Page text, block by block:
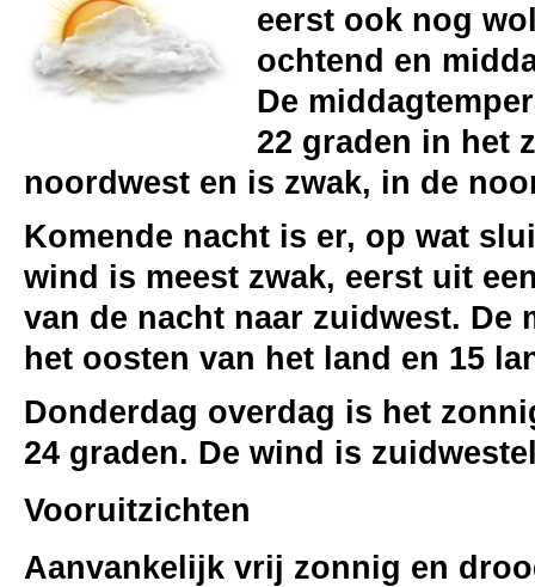
eerst ook nog
ochtend en
De
22 graden in het
noordwest en is zwak, in de
Komende nacht is er, op wat
wind is meest zwak, eerst uit
van de nacht naar zuidwest.
het oosten van het land en 15
Donderdag overdag is het
24 graden. De wind is
Vooruitzichten
Aanvankelijk vrij zonnig en